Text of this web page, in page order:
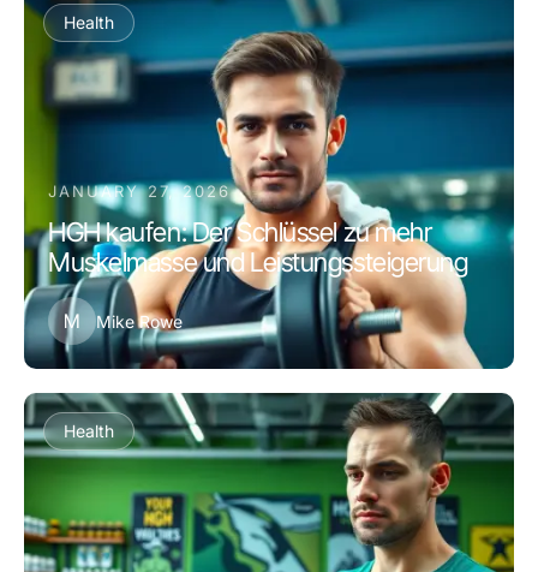
Health
JANUARY 27, 2026
HGH kaufen: Der Schlüssel zu mehr
Muskelmasse und Leistungssteigerung
M Mike Rowe
Health